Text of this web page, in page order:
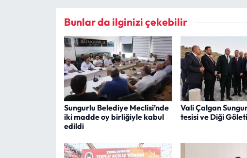
Bunlar da ilginizi çekebilir
Sungurlu Belediye Meclisi’nde
iki madde oy birliğiyle kabul
edildi
Vali Çalgan
tesisi ve Diği